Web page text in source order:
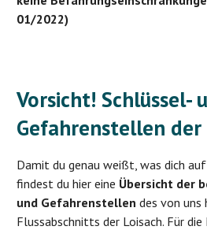
01/2022)
Vorsicht! Schlüssel-
Gefahrenstellen der
Damit du genau weißt, was dich
findest du hier eine Übersicht der
und Gefahrenstellen des von uns
Flussabschnitts der Loisach. Für